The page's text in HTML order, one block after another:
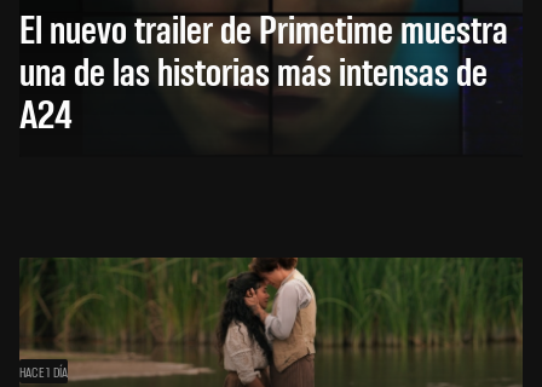
El nuevo trailer de Primetime muestra
una de las historias más intensas de
A24
HACE 1 DÍA